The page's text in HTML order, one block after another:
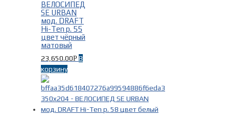
Fuji 152-163см шоссейные
Fuji 160-170см шоссейные
Fuji 168-178см шоссейные
Fuji На рост 160-170 см(1)
Fuji На рост 168-178 см(2)
ВЕЛОСИПЕД
SE URBAN
мод. DRAFT
Hi-Ten р. 55
цвет чёрный
матовый
23,650.00Р В
корзину